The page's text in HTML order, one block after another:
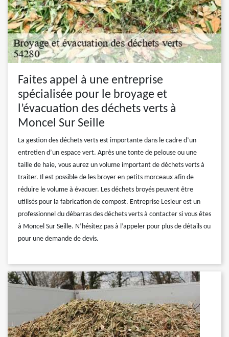
Faites appel à une entreprise
spécialisée pour le broyage et
l’évacuation des déchets verts à
Moncel Sur Seille
La gestion des déchets verts est importante dans le cadre d’un
entretien d’un espace vert. Après une tonte de pelouse ou une
taille de haie, vous aurez un volume important de déchets verts à
traiter. Il est possible de les broyer en petits morceaux afin de
réduire le volume à évacuer. Les déchets broyés peuvent être
utilisés pour la fabrication de compost. Entreprise Lesieur est un
professionnel du débarras des déchets verts à contacter si vous êtes
à Moncel Sur Seille. N’hésitez pas à l’appeler pour plus de détails ou
pour une demande de devis.